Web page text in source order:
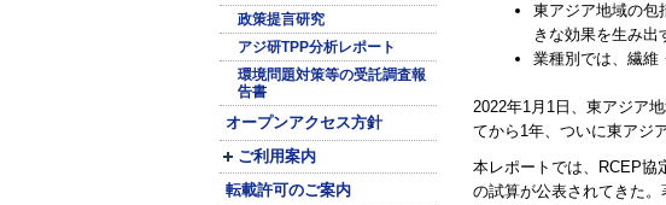
政策提言研究
アジ研TPP分析レポート
環境問題対策等の受託調査報
告書
オープンアクセス方針
ご利用案内
転載許可のご案内
東アジア地域の包
きな効果を生み出
業種別では、繊維
2022年1月1日、東アジア
てから1年、ついに東アジ
本レポートでは、RCEP協
の試算が公表されてきた